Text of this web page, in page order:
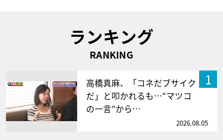
ランキング
RANKING
1
高橋真麻、「コネだブサイク
だ」と叩かれるも…“マツコ
の一言”から…
2026.08.05